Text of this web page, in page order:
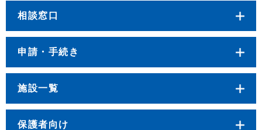
相談窓口
申請・手続き
施設一覧
保護者向け